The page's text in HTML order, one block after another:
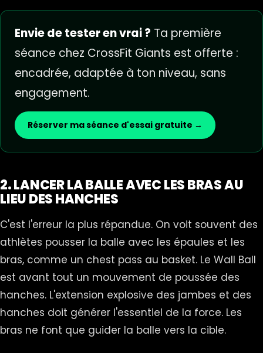
Envie de tester en vrai ? Ta première
séance chez CrossFit Giants est offerte :
encadrée, adaptée à ton niveau, sans
engagement.
Réserver ma séance d'essai gratuite →
2. LANCER LA BALLE AVEC LES BRAS AU
LIEU DES HANCHES
C'est l'erreur la plus répandue. On voit souvent des
athlètes pousser la balle avec les épaules et les
bras, comme un chest pass au basket. Le Wall Ball
est avant tout un mouvement de poussée des
hanches. L'extension explosive des jambes et des
hanches doit générer l'essentiel de la force. Les
bras ne font que guider la balle vers la cible.